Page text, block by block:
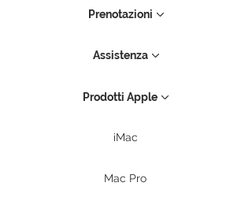
Prenotazioni
Assistenza
Prodotti Apple
iMac
Mac Pro